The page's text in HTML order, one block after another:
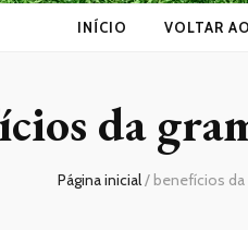
INÍCIO VOLTAR
da
Página inicial/ benefícios da